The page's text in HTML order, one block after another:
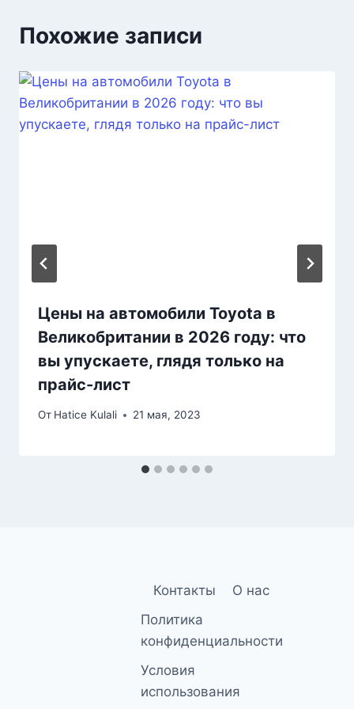
Похожие записи
Цены на автомобили Toyota в
Великобритании в 2026 году: что
вы упускаете, глядя только на
прайс-лист
От Hatice Kulali 21 мая, 2023
Контакты
О нас
Политика
конфиденциальности
Условия
использования